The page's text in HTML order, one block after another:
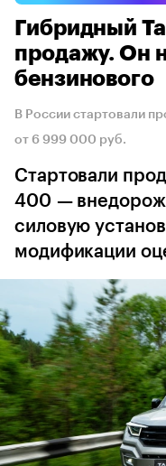
Гибридный
продажу. Он
бензинового
В России стартовали
от 6 999 000 руб.
Стартовали
400 —
силовую
модификации